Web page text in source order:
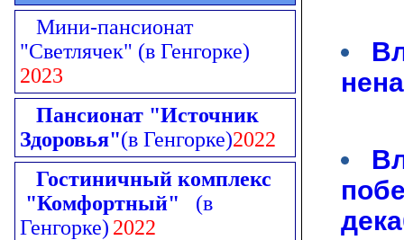
Мини-пансионат
"Светлячек" (в Генгорке)
2023
Пансионат "Источник
Здоровья"(в Генгорке)2022
Гостиничный комплекс
"Комфортный" (в
Генгорке) 2022